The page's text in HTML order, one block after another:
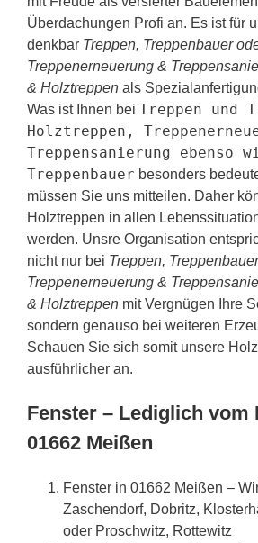
Überdachungen Profi an. Es ist für
denkbar Treppen, Treppenbauer
Treppenerneuerung &
& Holztreppen als
Was ist Ihnen bei Treppen und
Holztreppen,
Treppensanierung ebenso
Treppenbauer besonders
müssen Sie uns mitteilen. Daher
Holztreppen in allen
werden. Unsre Organisation
nicht nur bei Treppen,
Treppenerneuerung &
& Holztreppen mit Vergnügen Ihre
sondern genauso bei weiteren
Schauen Sie sich somit unsere
ausführlicher an.
Fenster – Lediglich vom
01662 Meißen
Fenster in 01662 Meißen –
Zaschendorf, Dobritz,
oder Proschwitz, Rottewitz